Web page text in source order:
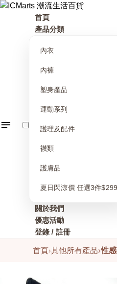
首頁
產品分類
內衣
內褲
塑身產品
運動系列
護理及配件
襪類
護膚品
夏日閃涼價 任選3件$299
關於我們
優惠活動
登錄 / 註冊
首頁›其他所有產品›性